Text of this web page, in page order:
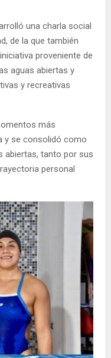
una charla social
de la que también
proveniente de
aguas abiertas y
y recreativas
más
y se consolidó como
abiertas, tanto por sus
personal